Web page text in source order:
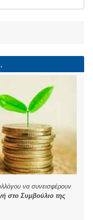
να συνεισφέρουν
στο Συμβούλιο της